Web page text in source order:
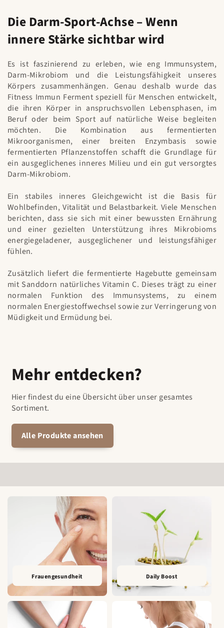
Die Darm-Sport-Achse – Wenn
innere Stärke sichtbar wird
Es ist faszinierend zu erleben, wie eng Immunsystem,
Darm-Mikrobiom und die Leistungsfähigkeit unseres
Körpers zusammenhängen. Genau deshalb wurde das
Fitness Immun Ferment speziell für Menschen entwickelt,
die ihren Körper in anspruchsvollen Lebensphasen, im
Beruf oder beim Sport auf natürliche Weise begleiten
möchten. Die Kombination aus fermentierten
Mikroorganismen, einer breiten Enzymbasis sowie
fermentierten Pflanzenstoffen schafft die Grundlage für
ein ausgeglichenes inneres Milieu und ein gut versorgtes
Darm-Mikrobiom.
Ein stabiles inneres Gleichgewicht ist die Basis für
Wohlbefinden, Vitalität und Belastbarkeit. Viele Menschen
berichten, dass sie sich mit einer bewussten Ernährung
und einer gezielten Unterstützung ihres Mikrobioms
energiegeladener, ausgeglichener und leistungsfähiger
fühlen.
Zusätzlich liefert die fermentierte Hagebutte gemeinsam
mit Sanddorn natürliches Vitamin C. Dieses trägt zu einer
normalen Funktion des Immunsystems, zu einem
normalen Energiestoffwechsel sowie zur Verringerung von
Müdigkeit und Ermüdung bei.
Mehr entdecken?
Hier findest du eine Übersicht über unser gesamtes
Sortiment.
Alle Produkte ansehen
Frauengesundheit Daily Boost